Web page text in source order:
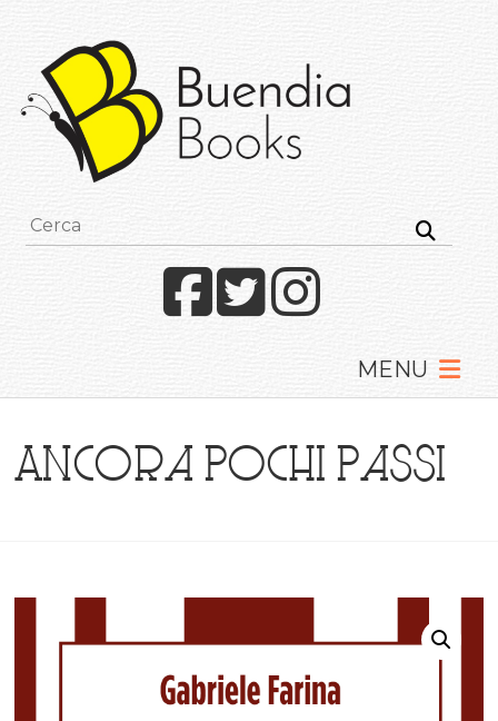
Buendia
Books
ali
Facebook
Twitter
Ancora pochi passi